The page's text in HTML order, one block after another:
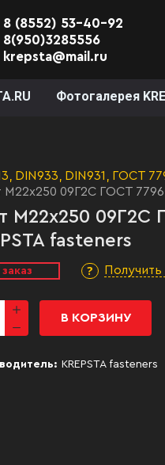
8 (8552) 53-40-92
8(950)3285556
krepsta@mail.ru
Фотогалерея
DIN933, DIN931, ГОСТ
М22х250 09Г2С ГОСТ
М22х250 09Г2С
fasteners
В КОРЗИНУ
KREPSTA fasteners